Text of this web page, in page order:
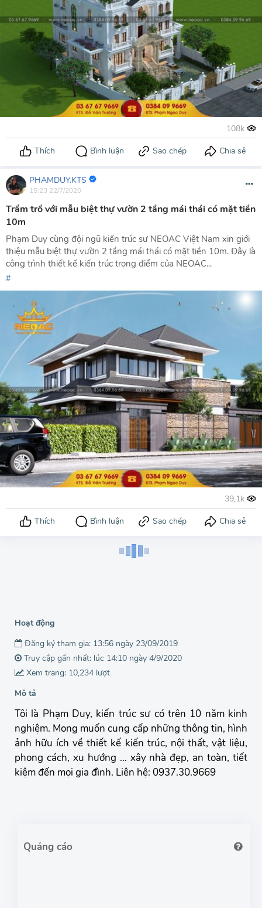
PHAMDUY.KTS
15:23 22/7/2020
Trầm trồ với mẫu biệt thự vườn 2 tầng mái thái có mặt tiền
10m
Phạm Duy cùng đội ngũ kiến trúc sư NEOAC Việt Nam xin giới
thiệu mẫu biệt thự vườn 2 tầng mái thái có mặt tiền 10m. Đây là
công trình thiết kế kiến trúc trọng điểm của NEOAC...
Hoạt động
Đăng ký tham gia: 13:56 ngày 23/09/2019
Truy cập gần nhất: lúc 14:10 ngày 4/9/2020
Xem trang: 10,234 lượt
Mô tả
Tôi là Phạm Duy, kiến trúc sư có trên 10 năm kinh
nghiệm. Mong muốn cung cấp những thông tin, hình
ảnh hữu ích về thiết kế kiến trúc, nội thất, vật liệu,
phong cách, xu hướng ... xây nhà đẹp, an toàn, tiết
kiệm đến mọi gia đình. Liên hệ: 0937.30.9669